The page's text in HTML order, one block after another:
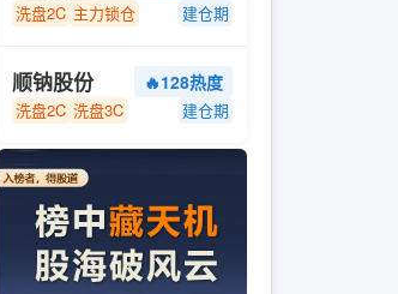
洗盘2C 主力锁仓 建仓期
顺钠股份 🔥128热度
洗盘2C 洗盘3C 建仓期